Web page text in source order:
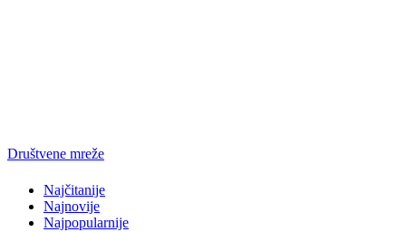
Društvene mreže
Najčitanije
Najnovije
Najpopularnije